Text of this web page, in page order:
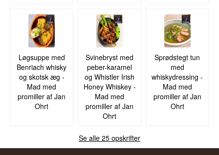
Løgsuppe med
Benriach whisky
og skotsk æg -
Mad med
promiller af Jan
Ohrt
Svinebryst med
peber-karamel
og Whistler Irish
Honey Whiskey -
Mad med
promiller af Jan
Ohrt
Sprødstegt tun
med
whiskydressing -
Mad med
promiller af Jan
Ohrt
Se alle 25 opskrifter